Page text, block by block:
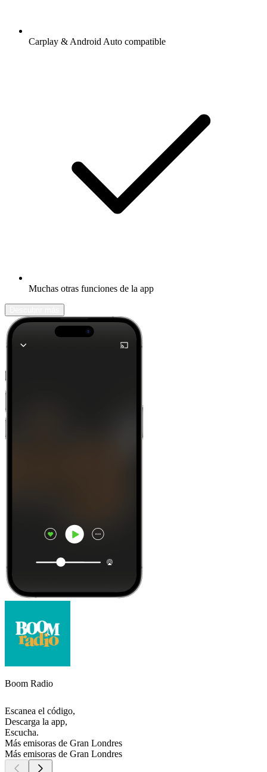
Carplay & Android Auto compatible
Muchas otras funciones de la app
Boom Radio
Escanea el código,
Descarga la app,
Escucha.
Más emisoras de Gran Londres
Más emisoras de Gran Londres